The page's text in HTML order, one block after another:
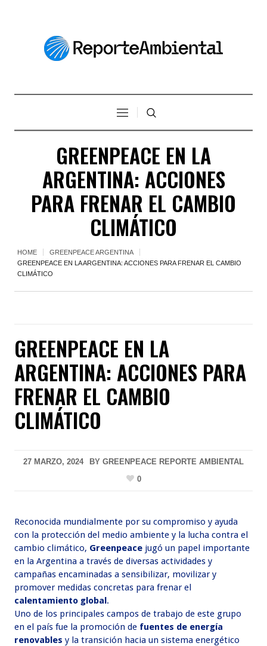
GREENPEACE EN LA
ARGENTINA: ACCIONES
PARA FRENAR EL CAMBIO
CLIMÁTICO
HOME
GREENPEACE ARGENTINA
GREENPEACE EN LA ARGENTINA: ACCIONES PARA FRENAR EL CAMBIO
CLIMÁTICO
GREENPEACE EN LA
ARGENTINA: ACCIONES PARA
FRENAR EL CAMBIO
CLIMÁTICO
27 MARZO, 2024 BY GREENPEACE REPORTE AMBIENTAL
0
Reconocida mundialmente por su compromiso y ayuda
con la protección del medio ambiente y la lucha contra el
cambio climático, Greenpeace jugó un papel importante
en la Argentina a través de diversas actividades y
campañas encaminadas a sensibilizar, movilizar y
promover medidas concretas para frenar el
calentamiento global.
Uno de los principales campos de trabajo de este grupo
en el país fue la promoción de fuentes de energía
renovables y la transición hacia un sistema energético